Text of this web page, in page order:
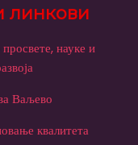
линкови
науке и
Ваљево
квалитета